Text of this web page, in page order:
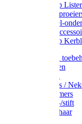
Weidepomp
Nippels /
Drinknippel-
Drinkbak
Weidepomp
Oormerken
Enkelbanden
Halsplaatjes /
Kokernummers
Merkspray-/stift
Veemerkschaar